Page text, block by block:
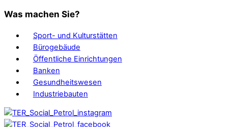
Was machen Sie?
Sport- und Kulturstätten
Bürogebäude
Öffentliche Einrichtungen
Banken
Gesundheitswesen
Industriebauten